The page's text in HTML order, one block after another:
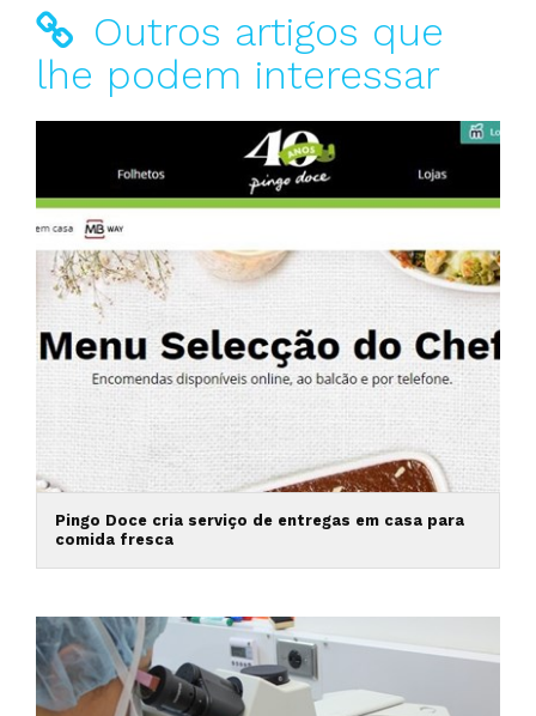
Outros artigos que
lhe podem interessar
Pingo Doce cria serviço de entregas em casa para
comida fresca